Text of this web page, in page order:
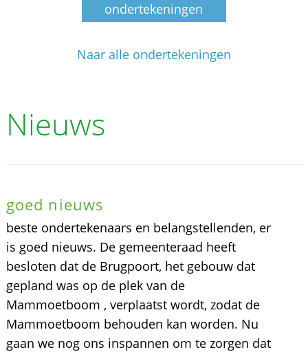
ondertekeningen
Naar alle ondertekeningen
Nieuws
goed nieuws
beste ondertekenaars en belangstellenden, er
is goed nieuws. De gemeenteraad heeft
besloten dat de Brugpoort, het gebouw dat
gepland was op de plek van de
Mammoetboom , verplaatst wordt, zodat de
Mammoetboom behouden kan worden. Nu
gaan we nog ons inspannen om te zorgen dat